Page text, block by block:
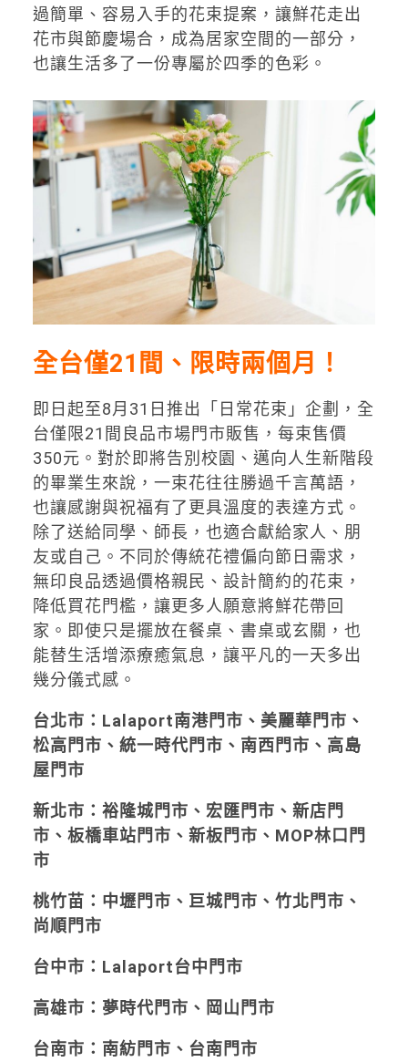
過簡單、容易入手的花束提案，讓鮮花走出
花市與節慶場合，成為居家空間的一部分，
也讓生活多了一份專屬於四季的色彩。
全台僅21間、限時兩個月！
即日起至8月31日推出「日常花束」企劃，全
台僅限21間良品市場門市販售，每束售價
350元。對於即將告別校園、邁向人生新階段
的畢業生來說，一束花往往勝過千言萬語，
也讓感謝與祝福有了更具溫度的表達方式。
除了送給同學、師長，也適合獻給家人、朋
友或自己。不同於傳統花禮偏向節日需求，
無印良品透過價格親民、設計簡約的花束，
降低買花門檻，讓更多人願意將鮮花帶回
家。即使只是擺放在餐桌、書桌或玄關，也
能替生活增添療癒氣息，讓平凡的一天多出
幾分儀式感。
台北市：Lalaport南港門市、美麗華門市、
松高門市、統一時代門市、南西門市、高島
屋門市
新北市：裕隆城門市、宏匯門市、新店門
市、板橋車站門市、新板門市、MOP林口門
市
桃竹苗：中壢門市、巨城門市、竹北門市、
尚順門市
台中市：Lalaport台中門市
高雄市：夢時代門市、岡山門市
台南市：南紡門市、台南門市